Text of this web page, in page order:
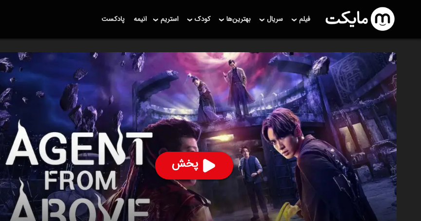
فیلم سریال بهترین‌ها کودک استریم انیمه پادکست
پخش